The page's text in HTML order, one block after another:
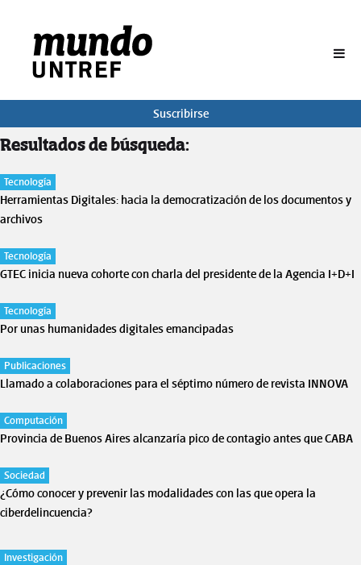
Suscribirse
Resultados de búsqueda:
Tecnología
Herramientas Digitales: hacia la democratización de los documentos y
archivos
Tecnología
GTEC inicia nueva cohorte con charla del presidente de la Agencia I+D+I
Tecnología
Por unas humanidades digitales emancipadas
Publicaciones
Llamado a colaboraciones para el séptimo número de revista INNOVA
Computación
Provincia de Buenos Aires alcanzaría pico de contagio antes que CABA
Sociedad
¿Cómo conocer y prevenir las modalidades con las que opera la
ciberdelincuencia?
Investigación